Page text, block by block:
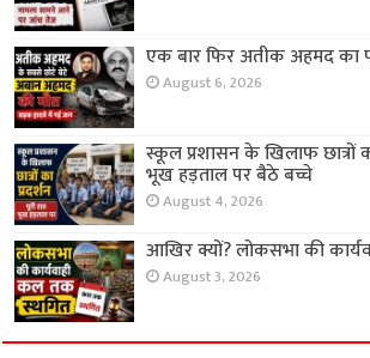
एक बार फिर अतीक अहमद का
August 6, 2026
स्कूल प्रशासन के खिलाफ छात्रों
भूख हड़ताल पर बैठे बच्चे
August 4, 2026
आखिर क्यों? लोकसभा की
August 3, 2026